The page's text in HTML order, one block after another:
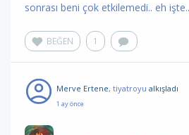
sonrası beni çok etkilemedi.. eh işte..
BEĞEN 1
Merve Ertene, tiyatroyu alkışladı
1 ay önce